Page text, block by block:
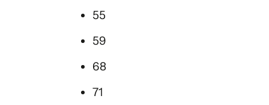
55
59
68
71